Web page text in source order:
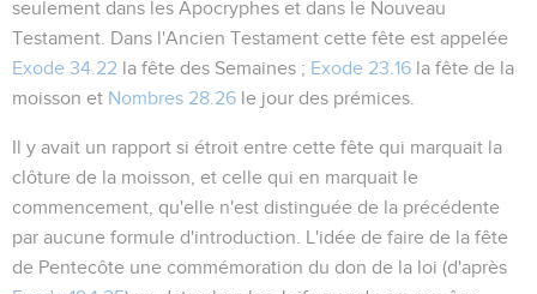
seulement dans les Apocryphes et dans le Nouveau
Testament. Dans l'Ancien Testament cette fête est appelée
Exode 34.22 la fête des Semaines ; Exode 23.16 la fête de la
moisson et Nombres 28.26 le jour des prémices
Il y avait un rapport si étroit entre cette fête qui marquait la
clôture de la moisson, et celle qui en marquait le
commencement, qu'elle n'est distinguée de la précédente
par aucune formule d'introduction. L'idée de faire de la fête
de Pentecôte une commémoration du don de la loi (d'après